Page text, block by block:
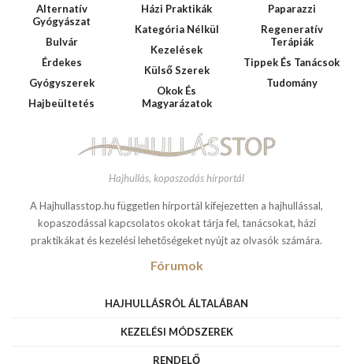
Alternatív
Gyógyászat
Bulvár
Érdekes
Gyógyszerek
Hajbeültetés
Házi Praktikák
Kategória Nélkül
Kezelések
Külső Szerek
Okok És
Magyarázatok
Paparazzi
Regeneratív
Terápiák
Tippek És Tanácsok
Tudomány
Hajhullás, kopaszodás hírportál
A Hajhullasstop.hu független hírportál kifejezetten a hajhullással,
kopaszodással kapcsolatos okokat tárja fel, tanácsokat, házi
praktikákat és kezelési lehetőségeket nyújt az olvasók számára.
Fórumok
HAJHULLÁSRÓL ÁLTALÁBAN
KEZELÉSI MÓDSZEREK
RENDELŐ